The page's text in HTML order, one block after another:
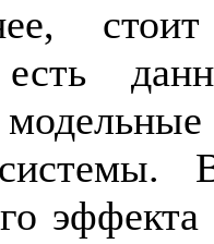
стоит
есть